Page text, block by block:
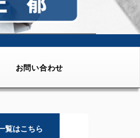
お問い合わせ
覧はこちら